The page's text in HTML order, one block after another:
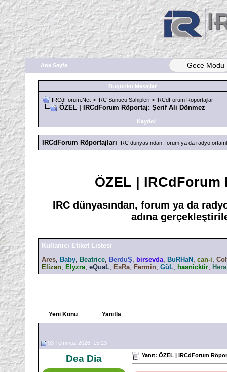
Ana Sayfa Gece Modu
Bugünkü Mesajlar
IRCdForum.Net > IRC Sunucu Sahipleri > IRCdForum Röportajları
ÖZEL | IRCdForum Röportaj: Şerif Ali Dönmez
Kaydol
IRCdForum Röportajları IRC dünyasından, forum ya da radyo
ÖZEL |
IRC dünyasından, forum ya da
adına
Kullanıcı Etiket Listesi
Ares, Baby, Beatrice, BerduŞ, birsevda, BuRHaN , can-i,
Elizan, Elyzra, eQuaL, EsRa, Fermin, GüL, hasnicktir, Hera
Yeni Konu Yanıtla
03 Temmuz 2026, 15:23
Dea Dia Yanıt: ÖZEL | IRCdForum